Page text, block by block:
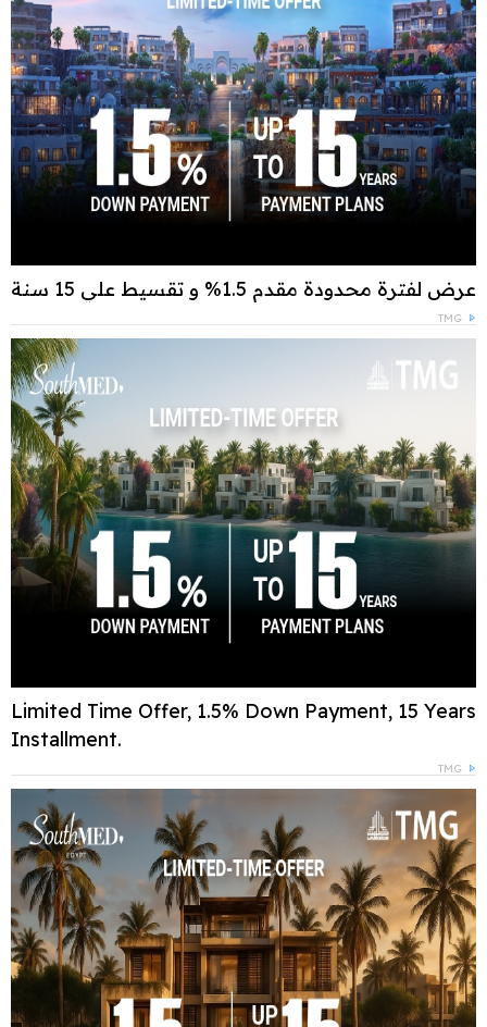
عرض لفترة محدودة مقدم 1.5% و تقسيط علي 15 سنة
TMG
Limited Time Offer, 1.5% Down Payment, 15 Years
Installment.
TMG